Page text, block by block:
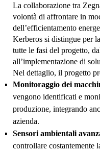
La collaborazione tra
volontà di affrontare in
dell’efficientamento
Kerberos si distingue per
tutte le fasi del progetto,
all’implementazione di
Nel dettaglio, il progetto
Monitoraggio dei
vengono identificati e
produzione, integrando
azienda.
Sensori ambientali
controllare costantemente